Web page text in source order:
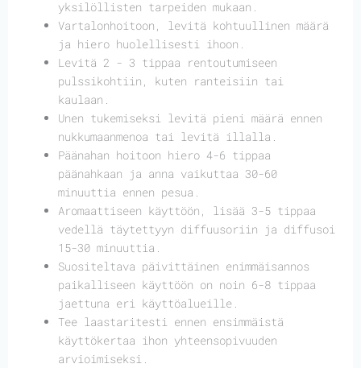
yksilöllisten tarpeiden mukaan.
Vartalonhoitoon, levitä kohtuullinen määrä
ja hiero huolellisesti ihoon.
Levitä 2 - 3 tippaa rentoutumiseen
pulssikohtiin, kuten ranteisiin tai
kaulaan.
Unen tukemiseksi levitä pieni määrä ennen
nukkumaanmenoa tai levitä illalla.
Päänahan hoitoon hiero 4-6 tippaa
päänahkaan ja anna vaikuttaa 30-60
minuuttia ennen pesua.
Aromaattiseen käyttöön, lisää 3-5 tippaa
vedellä täytettyyn diffuusoriin ja diffusoi
15-30 minuuttia.
Suositeltava päivittäinen enimmäisannos
paikalliseen käyttöön on noin 6-8 tippaa
jaettuna eri käyttöalueille.
Tee laastaritesti ennen ensimmäistä
käyttökertaa ihon yhteensopivuuden
arvioimiseksi.